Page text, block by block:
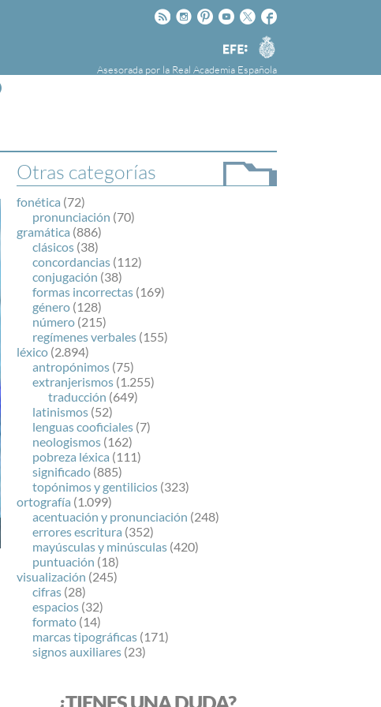
Facebook
Twitter
Youtube
Pinteres
Instagram
Rss
Agencia
EFE
Asesorada por la Real Academia Española
la Agencia Efe y la Real Academia Española,
cuyo objetivo es colaborar con el buen uso del
español en los medios de comunicación y en
Internet.
Otras categorías
fonética (72)
pronunciación (70)
gramática (886)
clásicos (38)
concordancias (112)
conjugación (38)
formas incorrectas (169)
género (128)
número (215)
regímenes verbales (155)
léxico (2.894)
antropónimos (75)
extranjerismos (1.255)
traducción (649)
latinismos (52)
lenguas cooficiales (7)
neologismos (162)
pobreza léxica (111)
significado (885)
topónimos y gentilicios (323)
ortografía (1.099)
acentuación y pronunciación (248)
errores escritura (352)
mayúsculas y minúsculas (420)
puntuación (18)
visualización (245)
cifras (28)
espacios (32)
formato (14)
marcas tipográficas (171)
signos auxiliares (23)
¿TIENES UNA DUDA?